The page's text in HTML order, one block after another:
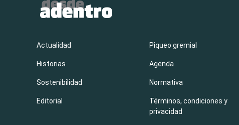
Actualidad
Historias
Sostenibilidad
Editorial
Piqueo gremial
Agenda
Normativa
Términos, condiciones y
privacidad